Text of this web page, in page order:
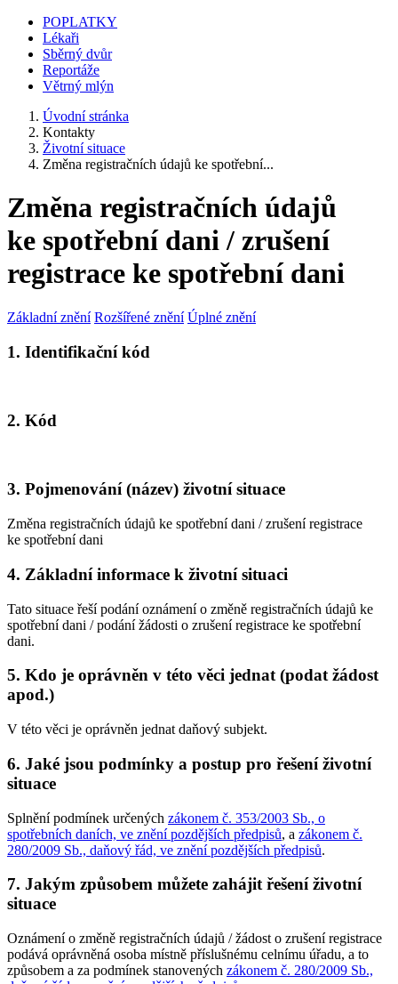
POPLATKY
Lékaři
Sběrný dvůr
Reportáže
Větrný mlýn
Úvodní stránka
Kontakty
Životní situace
Změna registračních údajů ke spotřební...
Změna registračních údajů
ke spotřební dani / zrušení
registrace ke spotřební dani
Základní znění Rozšířené znění Úplné znění
1. Identifikační kód
2. Kód
3. Pojmenování (název) životní situace
Změna registračních údajů ke spotřební dani / zrušení registrace
ke spotřební dani
4. Základní informace k životní situaci
Tato situace řeší podání oznámení o změně registračních údajů ke
spotřební dani / podání žádosti o zrušení registrace ke spotřební
dani.
5. Kdo je oprávněn v této věci jednat (podat žádost
apod.)
V této věci je oprávněn jednat daňový subjekt.
6. Jaké jsou podmínky a postup pro řešení životní
situace
Splnění podmínek určených zákonem č. 353/2003 Sb., o
spotřebních daních, ve znění pozdějších předpisů, a zákonem č.
280/2009 Sb., daňový řád, ve znění pozdějších předpisů.
7. Jakým způsobem můžete zahájit řešení životní
situace
Oznámení o změně registračních údajů / žádost o zrušení registrace
podává oprávněná osoba místně příslušnému celnímu úřadu, a to
způsobem a za podmínek stanovených zákonem č. 280/2009 Sb.,